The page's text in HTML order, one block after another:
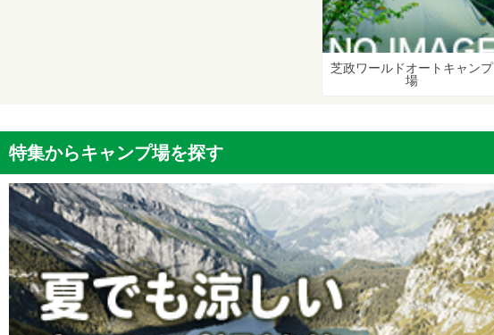
芝政ワールドオートキャンプ
場
特集からキャンプ場を探す